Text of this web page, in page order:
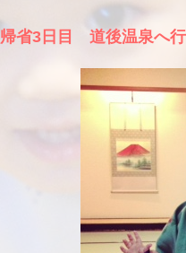
帰省3日目 道後温泉へ